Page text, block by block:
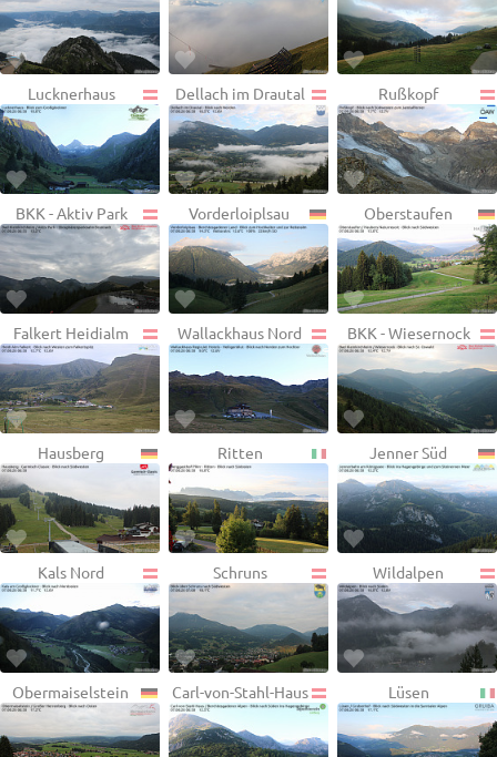
Lucknerhaus Dellach im Drautal Rußkopf
BKK - Aktiv Park Vorderloiplsau Oberstaufen
Falkert Heidialm Wallackhaus Nord BKK - Wiesernock
Hausberg Ritten Jenner Süd
Kals Nord Schruns Wildalpen
Obermaiselstein Carl-von-Stahl-Haus Lüsen